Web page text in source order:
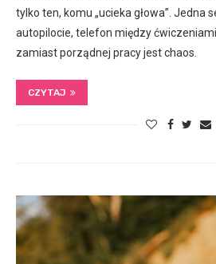
tylko ten, komu „ucieka głowa”. Jedna
autopilocie, telefon między
zamiast porządnej pracy jest chaos.
CZYTAJ